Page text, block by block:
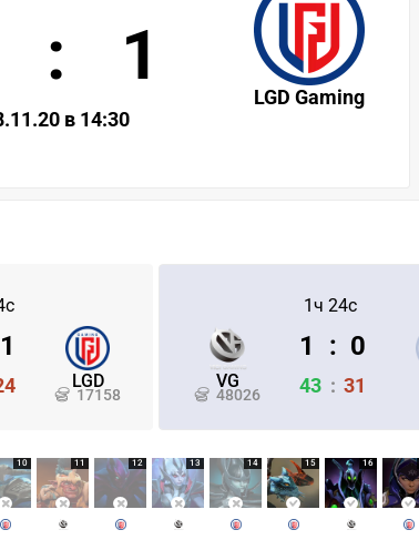
LGD Gaming
: 1
в 14:30
LGD
17158
1
1ч 24с
VG
48026
1 : 0
43 : 31
10 11 12 13 14 15 16